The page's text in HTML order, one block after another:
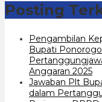
Posting
Pengambilan
Bupati
Anggaran 2025
Jawaban Plt
dalam